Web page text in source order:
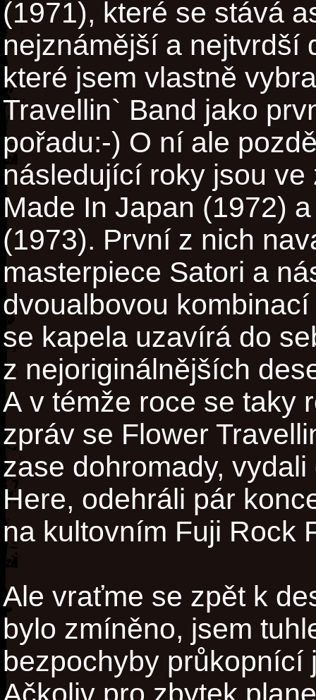
(1971), které se stává
nejznámější a nejtvrdší
které jsem vlastně
Travellin` Band jako
pořadu:-) O ní ale
následující roky jsou ve
Made In Japan (1972)
(1973). První z nich
masterpiece Satori a
dvoualbovou
se kapela uzavírá do
z nejoriginálnějších
A v témže roce se taky
zpráv se Flower
zase dohromady,
Here, odehráli pár
na kultovním Fuji Rock
Ale vraťme se zpět k
bylo zmíněno, jsem
bezpochyby průkopnící